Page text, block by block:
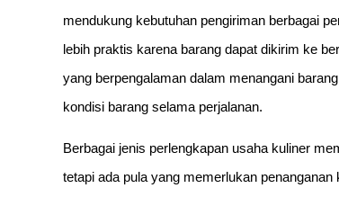
mendukung kebutuhan pengiriman berbagai
lebih praktis karena barang dapat dikirim ke
yang berpengalaman dalam menangani
kondisi barang selama perjalanan.
Berbagai jenis perlengkapan usaha kuliner
tetapi ada pula yang memerlukan